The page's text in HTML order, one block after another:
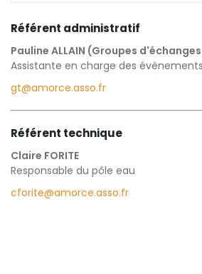
Référent administratif
Pauline ALLAIN (Groupes
Assistante en charge des
gt@amorce.asso.fr
Référent technique
Claire FORITE
Responsable du pôle eau
cforite@amorce.asso.fr